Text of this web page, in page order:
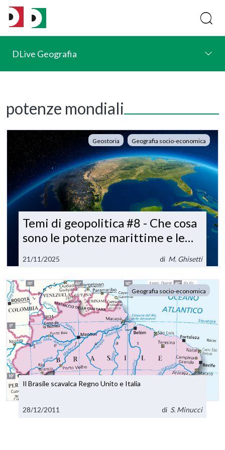
DLive Geografia
potenze mondiali
Geostoria Geografia socio-economica
Temi di geopolitica #8 - Che cosa
sono le potenze marittime e le
21/11/2025 di M. Ghisetti
Geografia socio-economica
Il Brasile scavalca Regno Unito e Italia
28/12/2011 di S. Minucci